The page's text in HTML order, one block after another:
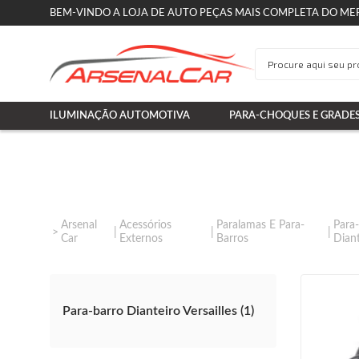
BEM-VINDO A LOJA DE AUTO PEÇAS MAIS COMPLETA DO
ILUMINAÇÃO AUTOMOTIVA PARA-CHOQUES E
Arsenal
Car
Acessórios
Externos
Paralamas E Para-
Barros
Para-barro Dianteiro Versailles (1)